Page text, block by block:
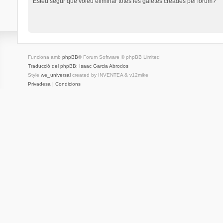
Funciona amb phpBB® Forum Software © phpBB Limited
Traducció del phpBB: Isaac Garcia Abrodos
Style we_universalcreated by INVENTEA & v12mike
Privadesa | Condicions